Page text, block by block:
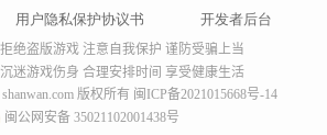
用户隐私保护协议书 开发者后台
绝盗版游戏 注意自我保护 谨防受骗上当
迷游戏伤身 合理安排时间 享受健康生活
版权所有 闽ICP备2021015668号-14
闽公网安备 35021102001438号